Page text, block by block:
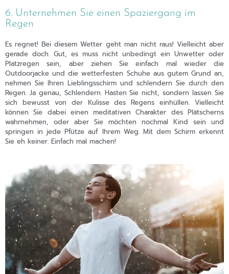
6. Unternehmen Sie einen Spaziergang im
Regen
Es regnet! Bei diesem Wetter geht man nicht raus! Vielleicht aber
gerade doch. Gut, es muss nicht unbedingt ein Unwetter oder
Platzregen sein, aber ziehen Sie einfach mal wieder die
Outdoorjacke und die wetterfesten Schuhe aus gutem Grund an,
nehmen Sie Ihren Lieblingsschirm und schlendern Sie durch den
Regen. Ja genau, Schlendern. Hasten Sie nicht, sondern lassen Sie
sich bewusst von der Kulisse des Regens einhüllen. Vielleicht
können Sie dabei einen meditativen Charakter des Plätscherns
wahrnehmen, oder aber Sie möchten nochmal Kind sein und
springen in jede Pfütze auf Ihrem Weg. Mit dem Schirm erkennt
Sie eh keiner. Einfach mal machen!